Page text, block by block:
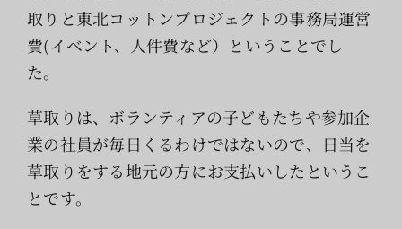
取りと東北コットンプロジェクトの事務局運営
費(イベント、人件費など）ということでし
た。
草取りは、ボランティアの子どもたちや参加企
業の社員が毎日くるわけではないので、日当を
草取りをする地元の方にお支払いしたというこ
とです。